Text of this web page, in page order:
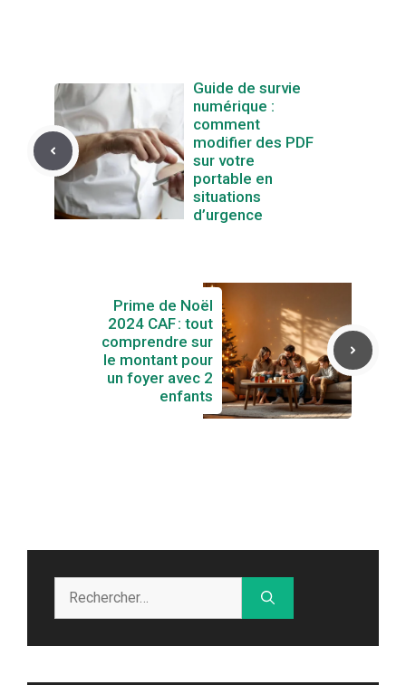
Guide de survie
numérique :
comment
modifier des PDF
sur votre
portable en
situations
d’urgence
Prime de Noël
2024 CAF : tout
comprendre sur
le montant pour
un foyer avec 2
enfants